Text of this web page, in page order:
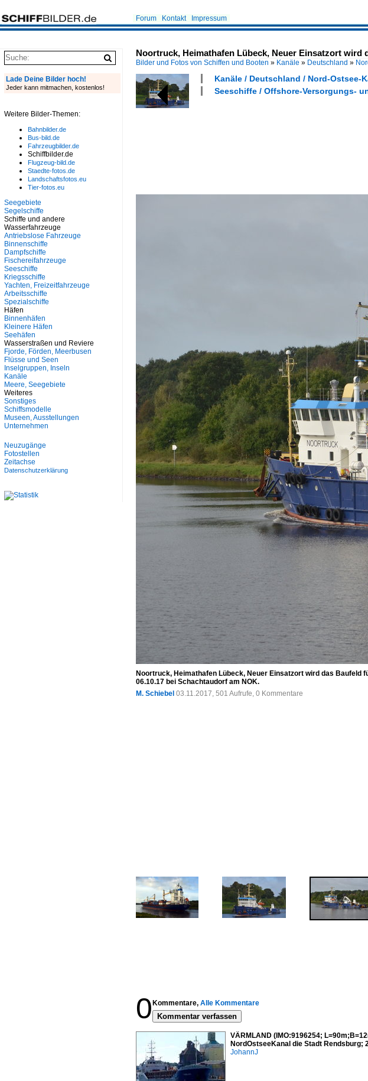
Forum Kontakt Impressum
Noortruck, Heimathafen Lübeck, Neuer Einsatzort
Bilder und Fotos von Schiffen und Booten » Kanäle » Deutschland »
Kanäle / Deutschland / Nord-Ostsee-
Seeschiffe / Offshore-Versorgungs-
Noortruck, Heimathafen Lübeck, Neuer Einsatzort wird das Baufeld
06.10.17 bei Schachtaudorf am NOK.
M. Schiebel 03.11.2017, 501 Aufrufe, 0 Kommentare
0 Kommentare, Alle Kommentare
Kommentar verfassen
VÄRMLAND (IMO:9196254;
NordOstseeKanal die Stadt Rendsburg;
JohannJ
Lade Deine Bilder hoch!
Jeder kann mitmachen, kostenlos!
Weitere Bilder-Themen:
Bahnbilder.de
Bus-bild.de
Fahrzeugbilder.de
Schiffbilder.de
Flugzeug-bild.de
Staedte-fotos.de
Landschaftsfotos.eu
Tier-fotos.eu
Seegebiete
Segelschiffe
Schiffe und andere
Wasserfahrzeuge
Antriebslose Fahrzeuge
Binnenschiffe
Dampfschiffe
Fischereifahrzeuge
Seeschiffe
Kriegsschiffe
Yachten, Freizeitfahrzeuge
Arbeitsschiffe
Spezialschiffe
Häfen
Binnenhäfen
Kleinere Häfen
Seehäfen
Wasserstraßen und Reviere
Fjorde, Förden, Meerbusen
Flüsse und Seen
Inselgruppen, Inseln
Kanäle
Meere, Seegebiete
Weiteres
Sonstiges
Schiffsmodelle
Museen, Ausstellungen
Unternehmen
Neuzugänge
Fotostellen
Zeitachse
Datenschutzerklärung